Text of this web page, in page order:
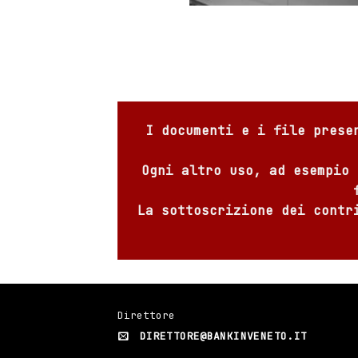
I documenti e i file
Ogni altro uso, ad
La sottoscrizione dei
Direttore
DIRETTORE@BANKINVENETO.IT